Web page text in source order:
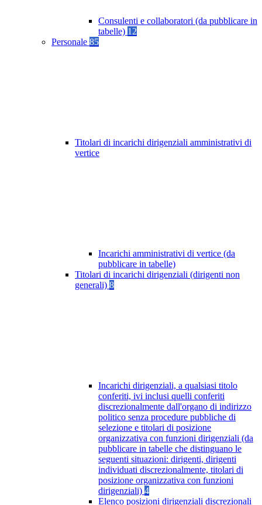
Consulenti e collaboratori (da pubblicare in
tabelle) 12
Personale 85
Titolari di incarichi dirigenziali amministrativi di
vertice
Incarichi amministrativi di vertice (da
pubblicare in tabelle)
Titolari di incarichi dirigenziali (dirigenti non
generali) 8
Incarichi dirigenziali, a qualsiasi titolo
conferiti, ivi inclusi quelli conferiti
discrezionalmente dall'organo di indirizzo
politico senza procedure pubbliche di
selezione e titolari di posizione
organizzativa con funzioni dirigenziali (da
pubblicare in tabelle che distinguano le
seguenti situazioni: dirigenti, dirigenti
individuati discrezionalmente, titolari di
posizione organizzativa con funzioni
dirigenziali) 4
Elenco posizioni dirigenziali discrezionali